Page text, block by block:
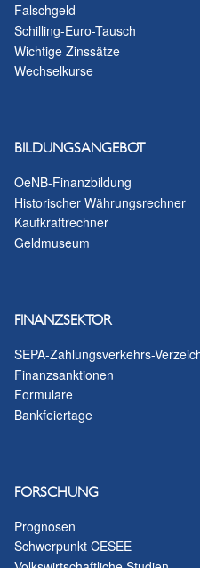
Falschgeld
Schilling-Euro-Tausch
Wichtige Zinssätze
Wechselkurse
BILDUNGSANGEBOT
OeNB-Finanzbildung
Historischer Währungsrechner
Kaufkraftrechner
Geldmuseum
FINANZSEKTOR
SEPA-Zahlungsverkehrs-
Finanzsanktionen
Formulare
Bankfeiertage
FORSCHUNG
Prognosen
Schwerpunkt CESEE